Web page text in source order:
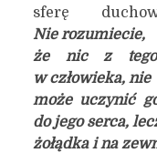
sferę
Nie rozumiecie,
że nic z
w człowieka, nie
może uczynić
do jego serca,
żołądka i na